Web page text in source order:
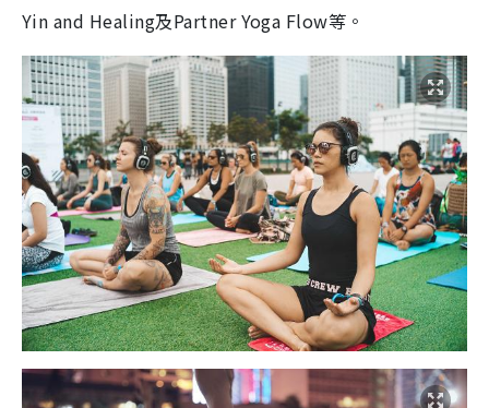
Yin and Healing及Partner Yoga Flow等。